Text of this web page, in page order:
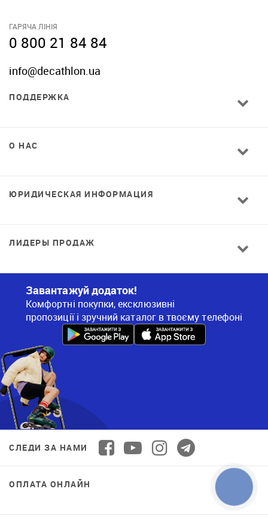
ГАРЯЧА ЛІНІЯ
0 800 21 84 84
info@decathlon.ua
ПОДДЕРЖКА
О НАС
ЮРИДИЧЕСКАЯ ИНФОРМАЦИЯ
ЛИДЕРЫ ПРОДАЖ
Завантажуй додаток!
Комфортні покупки, ексклюзивні
пропозиції і зручний каталог в твоєму телефоні
СЛЕДИ ЗА НАМИ
ОПЛАТА ОНЛАЙН